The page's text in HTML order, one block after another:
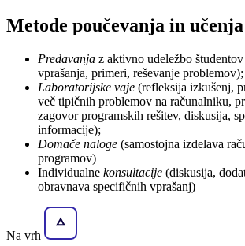
Metode poučevanja in učenja
Predavanja z aktivno udeležbo
vprašanja, primeri, reševanje problemov);
Laboratorijske vaje (refleksija izkušenj,
več tipičnih problemov na računalniku,
zagovor programskih rešitev, diskusija,
informacije);
Domače naloge (samostojna izdelava
programov)
Individualne konsultacije (diskusija,
obravnava specifičnih vprašanj)
Na vrh